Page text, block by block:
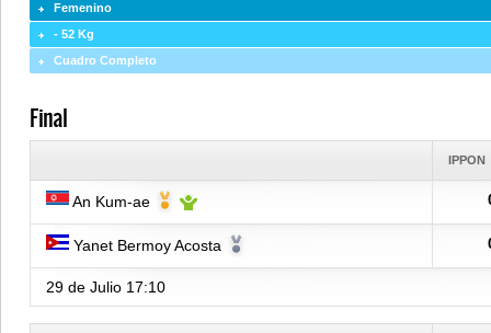
Femenino
- 52 Kg
Cuadro Completo
Final
IPPON
An Kum-ae
Yanet Bermoy Acosta
29 de Julio 17:10